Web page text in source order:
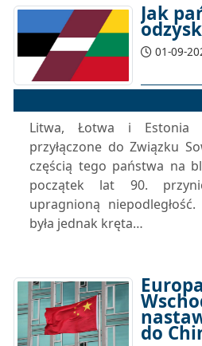
Jak
01-09-
Litwa, Łotwa i Estonia
przyłączone do Związku
częścią tego państwa na
początek lat 90.
upragnioną
była jednak kręta…
do